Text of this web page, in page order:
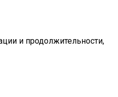
и продолжительности,